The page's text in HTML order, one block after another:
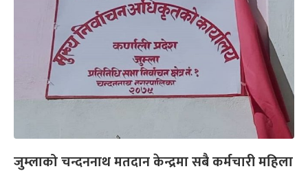
जुम्लाको चन्दननाथ मतदान केन्द्रमा सबै कर्मचारी महिला